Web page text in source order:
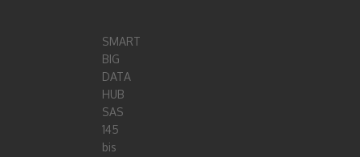
SMART
BIG
DATA
HUB
SAS
145
bis